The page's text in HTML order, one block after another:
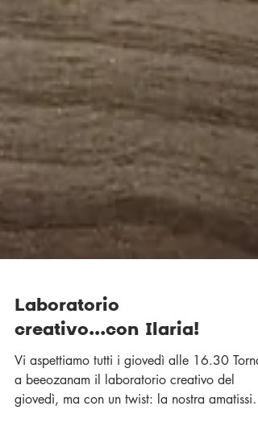
Laboratorio
creativo...con Ilaria!